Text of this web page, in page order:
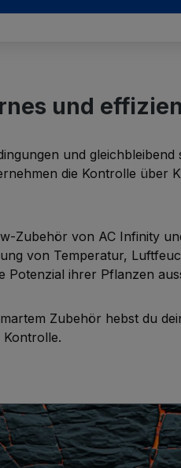
und
und
die Kontrolle über
Zubehör von AC Infinity
von Temperatur,
Potenzial ihrer Pflanzen
Zubehör hebst du
Kontrolle.